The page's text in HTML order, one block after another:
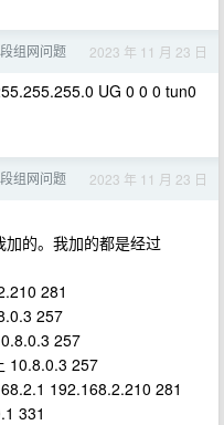
组网问题 2023 年 11 月 23 日
UG 0 0 0 tun0
组网问题 2023 年 11 月 23 日
的。我加的都是经过
281
257
257
10.8.0.3 257
192.168.2.210 281
331